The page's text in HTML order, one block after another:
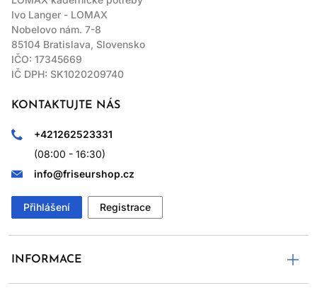
Ivo Langer - LOMAX
Nobelovo nám. 7-8
85104 Bratislava, Slovensko
IČO: 17345669
IČ DPH: SK1020209740
KONTAKTUJTE NÁS
+421262523331
(08:00 - 16:30)
info@friseurshop.cz
Přihlášení Registrace
INFORMACE